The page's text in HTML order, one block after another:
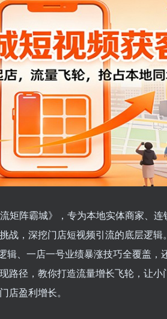
矩阵霸城》，专为本地实体商家、
战，深挖门店短视频引流的底层逻
辑、一店一号业绩暴涨技巧全覆盖，
路径，教你打造流量增长飞轮，让小
店盈利增长。